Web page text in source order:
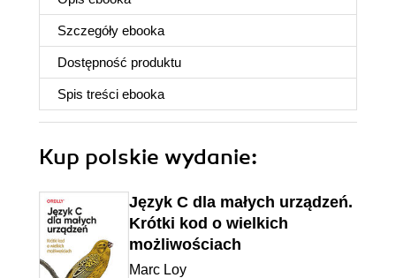
Szczegóły ebooka
Dostępność produktu
Spis treści ebooka
Kup polskie wydanie:
Język C dla małych urządzeń.
Krótki kod o wielkich
możliwościach
Marc Loy